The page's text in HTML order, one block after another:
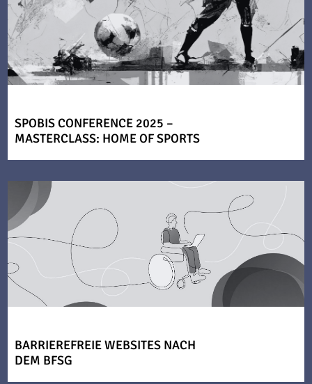
SPOBIS CONFERENCE 2025 –
MASTERCLASS: HOME OF SPORTS
BARRIEREFREIE WEBSITES NACH
DEM BFSG